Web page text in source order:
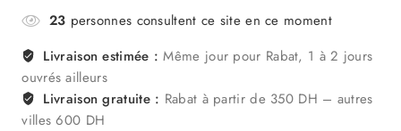
23 personnes consultent ce site en ce moment
Livraison estimée : Même jour pour Rabat, 1 à 2 jours
ouvrés ailleurs
Livraison gratuite : Rabat à partir de 350 DH – autres
villes 600 DH